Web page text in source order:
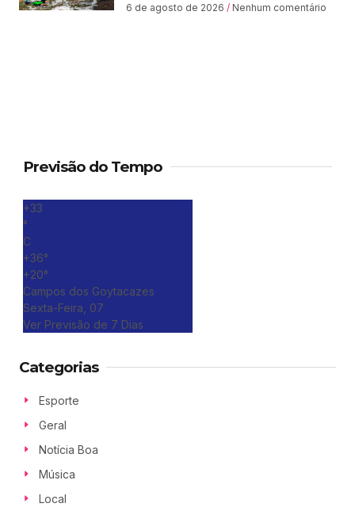
6 de agosto de 2026 Nenhum comentário
Previsão do Tempo
+33
°
C
+36°
+20°
Campos dos Goytacazes
Sexta-Feira, 07
Ver Previsão de 7 Dias
Categorias
Esporte
Geral
Notícia Boa
Música
Local